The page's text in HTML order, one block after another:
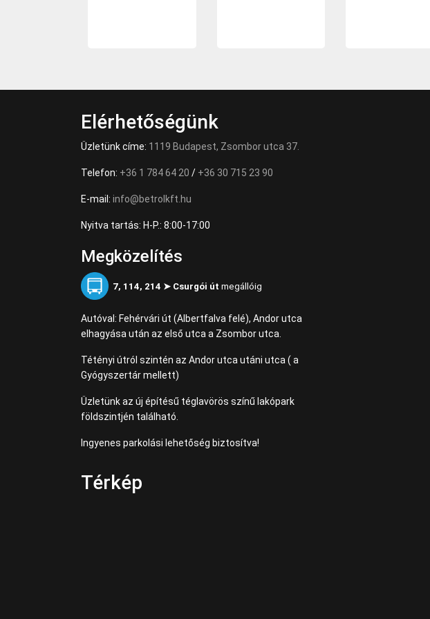
Elérhetőségünk
Üzletünk címe: 1119 Budapest, Zsombor utca 37.
Telefon: +36 1 784 64 20 / +36 30 715 23 90
E-mail: info@betrolkft.hu
Nyitva tartás: H-P.: 8:00-17:00
Megközelítés
7, 114, 214 ➤ Csurgói út megállóig
Autóval: Fehérvári út (Albertfalva felé), Andor utca
elhagyása után az első utca a Zsombor utca.
Tétényi útról szintén az Andor utca utáni utca ( a
Gyógyszertár mellett)
Üzletünk az új építésű téglavörös színű lakópark
földszintjén található.
Ingyenes parkolási lehetőség biztosítva!
Térkép